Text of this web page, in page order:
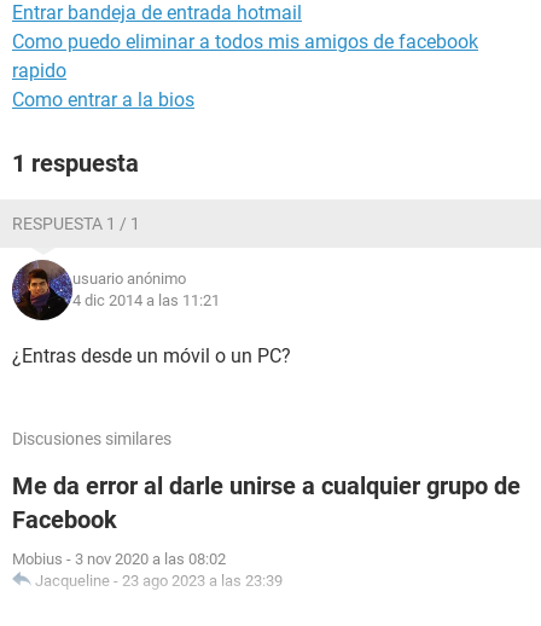
Entrar bandeja de entrada hotmail
Como puedo eliminar a todos mis amigos de facebook
rapido
Como entrar a la bios
1 respuesta
RESPUESTA 1 / 1
usuario anónimo
4 dic 2014 a las 11:21
¿Entras desde un móvil o un PC?
Discusiones similares
Me da error al darle unirse a cualquier grupo de
Facebook
Mobius - 3 nov 2020 a las 08:02
Jacqueline - 23 ago 2023 a las 23:39